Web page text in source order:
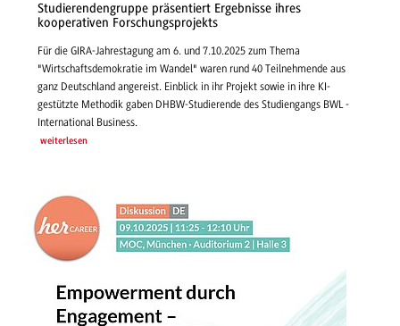
Studierendengruppe präsentiert Ergebnisse ihres
kooperativen Forschungsprojekts
Für die GIRA-Jahrestagung am 6. und 7.10.2025 zum Thema
"Wirtschaftsdemokratie im Wandel" waren rund 40 Teilnehmende aus
ganz Deutschland angereist. Einblick in ihr Projekt sowie in ihre KI-
gestützte Methodik gaben DHBW-Studierende des Studiengangs BWL -
International Business.
weiterlesen